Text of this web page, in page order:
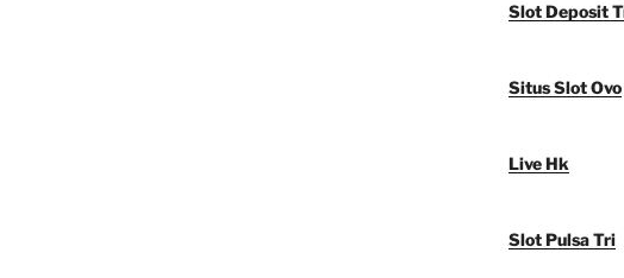
Slot Deposit
Situs Slot Ovo
Live Hk
Slot Pulsa Tri